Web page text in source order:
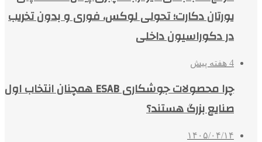
یورتان دکارت؛ تحولی لوکس، فوری و بدون تخریب
در دکوراسیون داخلی
4 هفته پیش
چرا محصولات جوشکاری ESAB همچنان انتخاب اول
صنایع بزرگ هستند؟
۱۴۰۵/۰۴/۱۴